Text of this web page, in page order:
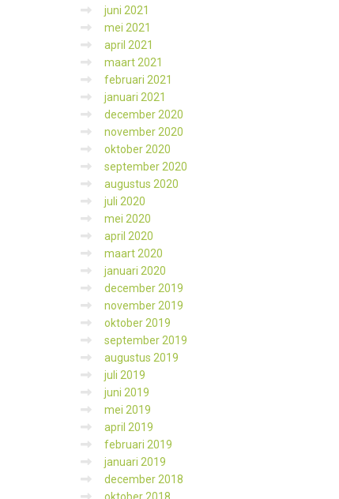
juni 2021
mei 2021
april 2021
maart 2021
februari 2021
januari 2021
december 2020
november 2020
oktober 2020
september 2020
augustus 2020
juli 2020
mei 2020
april 2020
maart 2020
januari 2020
december 2019
november 2019
oktober 2019
september 2019
augustus 2019
juli 2019
juni 2019
mei 2019
april 2019
februari 2019
januari 2019
december 2018